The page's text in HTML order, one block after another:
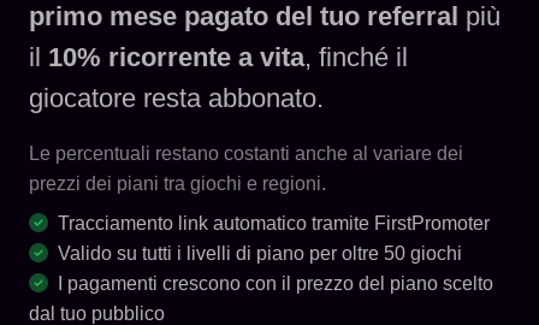
primo mese pagato del tuo referral più
il 10% ricorrente a vita, finché il
giocatore resta abbonato.
Le percentuali restano costanti anche al variare dei
prezzi dei piani tra giochi e regioni.
Tracciamento link automatico tramite FirstPromoter
Valido su tutti i livelli di piano per oltre 50 giochi
I pagamenti crescono con il prezzo del piano scelto
dal tuo pubblico